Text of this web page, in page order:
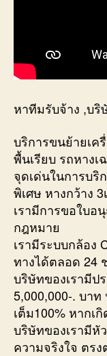
หาทีมรับจ้าง ,บริ
บริการขนย้ายเค
พื้นเรียบ รถหางเ
จุดเด่นในการบริ
พิเศษ หางกว้าง
เรามีการขอใบอ
กฎหมาย
เรามีระบบกล้อง
ทางได้ตลอด 24
บริษัทของเรามีป
5,000,000-. บา
เต็ม100% หากเ
บริษัทของเรามีหั
ความจริงใจ ตรง